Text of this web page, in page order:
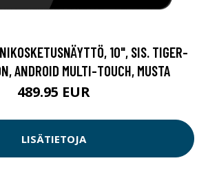
10", SIS. TIGER-
ANDROID MULTI-TOUCH, MUSTA
489.95 EUR
LISÄTIETOJA